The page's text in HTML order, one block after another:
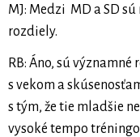
MJ: Medzi MD a SD
rozdiely.
RB: Áno, sú
s vekom a
s tým, že tie mladšie
vysoké tempo